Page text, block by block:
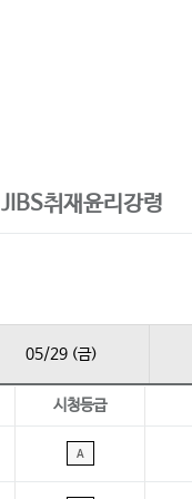
JIBS취재윤리강령
05/29 (금)
시청등급
A